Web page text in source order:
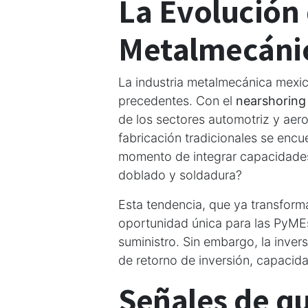
La
La industria metalmecánica
precedentes. Con el nearshoring
de los sectores automotriz y
fabricación tradicionales se
momento de integrar
doblado y soldadura?
Esta tendencia, que ya
oportunidad única para las
suministro. Sin embargo, la
de retorno de inversión,